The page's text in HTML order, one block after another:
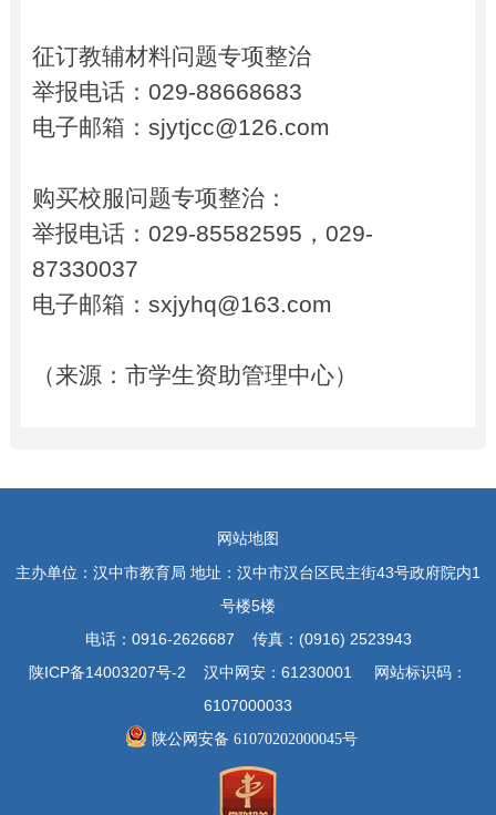
征订教辅材料问题专项整治
举报电话： 029-88668683
电子邮箱 ： sjytjcc@126.com
购买校服问题专项整治：
举报电话： 029-85582595，029-
87330037
电子邮箱 ： sxjyhq@163.com
（来源：市学生资助管理中心）
网站地图
主办单位：汉中市教育局 地址：汉中市汉台区民主街43号政府院内1
号楼5楼
电话：0916-2626687 传真：(0916) 2523943
陕ICP备14003207号-2 汉中网安：61230001 网站标识码：
6107000033
陕公网安备 61070202000045号